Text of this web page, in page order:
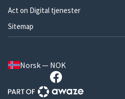
Act on Digital tjenester
Sitemap
Norsk — NOK